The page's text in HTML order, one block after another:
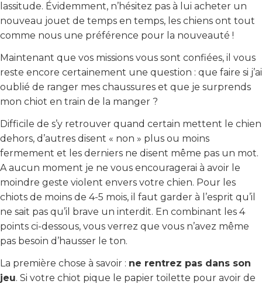
lassitude. Évidemment, n’hésitez pas à lui acheter un
nouveau jouet de temps en temps, les chiens ont tout
comme nous une préférence pour la nouveauté !
Maintenant que vos missions vous sont confiées, il vous
reste encore certainement une question : que faire si j’ai
oublié de ranger mes chaussures et que je surprends
mon chiot en train de la manger ?
Difficile de s’y retrouver quand certain mettent le chien
dehors, d’autres disent « non » plus ou moins
fermement et les derniers ne disent même pas un mot.
A aucun moment je ne vous encouragerai à avoir le
moindre geste violent envers votre chien. Pour les
chiots de moins de 4-5 mois, il faut garder à l’esprit qu’il
ne sait pas qu’il brave un interdit. En combinant les 4
points ci-dessous, vous verrez que vous n’avez même
pas besoin d’hausser le ton.
La première chose à savoir : ne rentrez pas dans son
jeu. Si votre chiot pique le papier toilette pour avoir de